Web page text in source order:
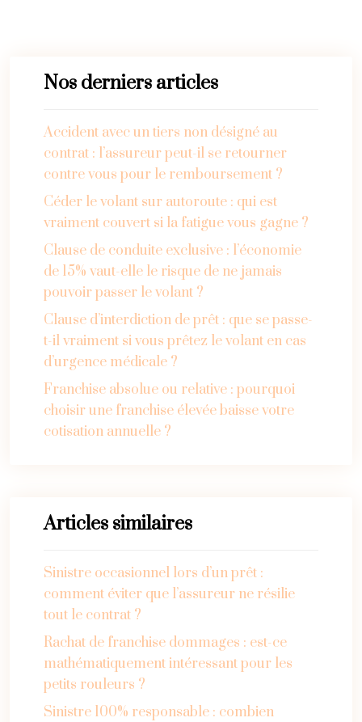
Nos derniers articles
Accident avec un tiers non désigné au
contrat : l’assureur peut-il se retourner
contre vous pour le remboursement ?
Céder le volant sur autoroute : qui est
vraiment couvert si la fatigue vous gagne ?
Clause de conduite exclusive : l’économie
de 15% vaut-elle le risque de ne jamais
pouvoir passer le volant ?
Clause d’interdiction de prêt : que se passe-
t-il vraiment si vous prêtez le volant en cas
d’urgence médicale ?
Franchise absolue ou relative : pourquoi
choisir une franchise élevée baisse votre
cotisation annuelle ?
Articles similaires
Sinistre occasionnel lors d’un prêt :
comment éviter que l’assureur ne résilie
tout le contrat ?
Rachat de franchise dommages : est-ce
mathématiquement intéressant pour les
petits rouleurs ?
Sinistre 100% responsable : combien